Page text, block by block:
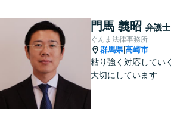
す。ご相談お待ちし
す。 ※お電話やメールでの無
料法律相談は行って
ん。
門馬 義昭 弁護士
ぐんま法律事務所
群馬県|高崎市
粘り強く対応してい
大切にしています